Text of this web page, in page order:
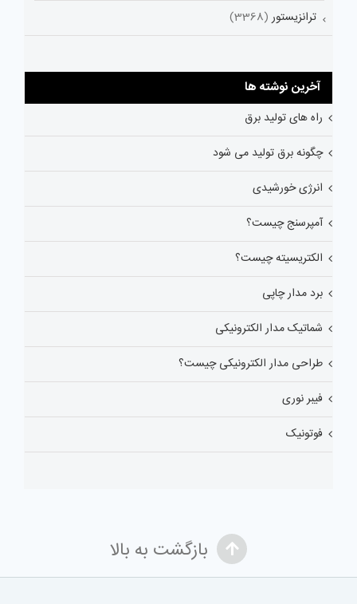
ترانزیستور (3368)
آخرین نوشته ها
راه های تولید برق
چگونه برق تولید می شود
انرژی خورشیدی
آمپرسنج چیست؟
الکتریسیته چیست؟
برد مدار چاپی
شماتیک مدار الکترونیکی
طراحی مدار الکترونیکی چیست؟
فیبر نوری
فوتونیک
بازگشت به بالا